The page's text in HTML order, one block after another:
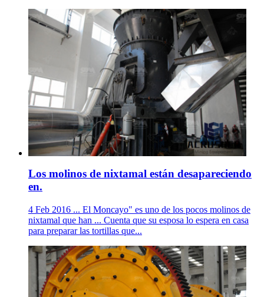
Los molinos de nixtamal están desapareciendo
en.
4 Feb 2016 ... El Moncayo" es uno de los pocos molinos de
nixtamal que han ... Cuenta que su esposa lo espera en casa
para preparar las tortillas que...